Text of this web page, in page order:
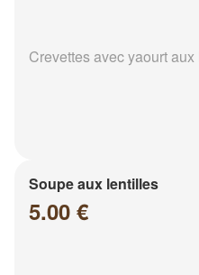
Crevettes avec yaourt
Soupe aux lentilles
5.00 €